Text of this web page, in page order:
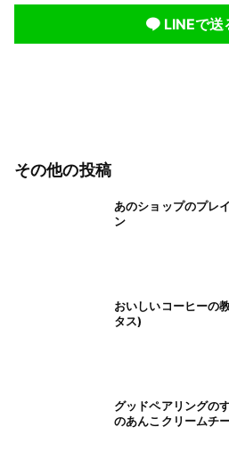
LINEで送
その他の投稿
あのショップのプレ
ン
おいしいコーヒーの
タス)
グッドペアリングの
のあんこクリームチ